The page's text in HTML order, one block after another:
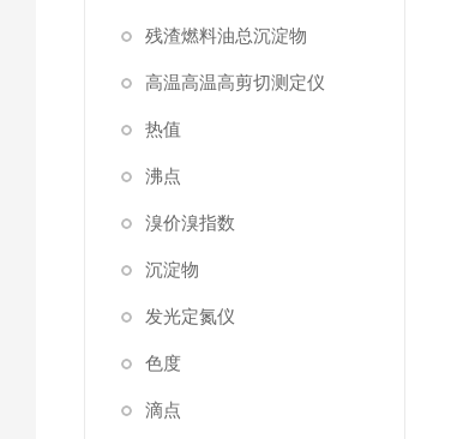
残渣燃料油总沉淀物
高温高温高剪切测定仪
热值
沸点
溴价溴指数
沉淀物
发光定氮仪
色度
滴点